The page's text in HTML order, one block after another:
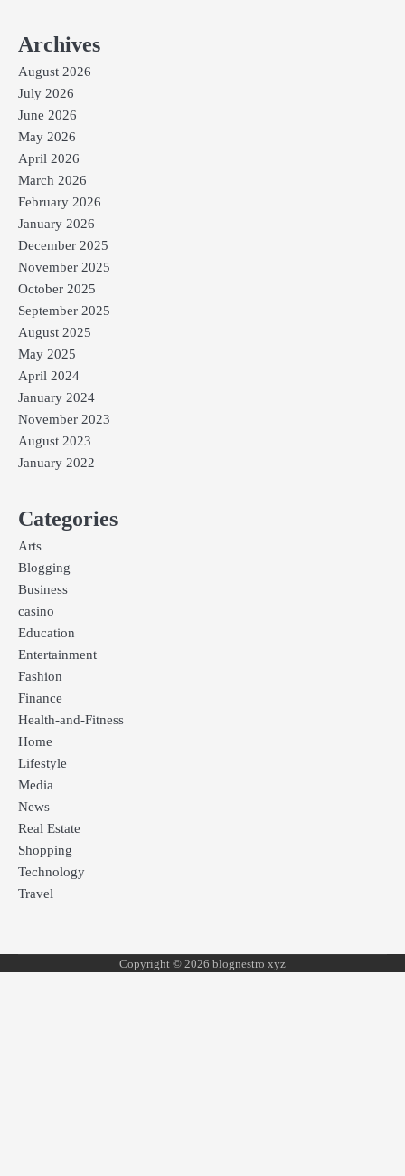
Archives
August 2026
July 2026
June 2026
May 2026
April 2026
March 2026
February 2026
January 2026
December 2025
November 2025
October 2025
September 2025
August 2025
May 2025
April 2024
January 2024
November 2023
August 2023
January 2022
Categories
Arts
Blogging
Business
casino
Education
Entertainment
Fashion
Finance
Health-and-Fitness
Home
Lifestyle
Media
News
Real Estate
Shopping
Technology
Travel
Copyright © 2026 blognestro xyz